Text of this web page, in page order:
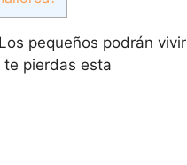
pequeños podrán vivir
te pierdas esta